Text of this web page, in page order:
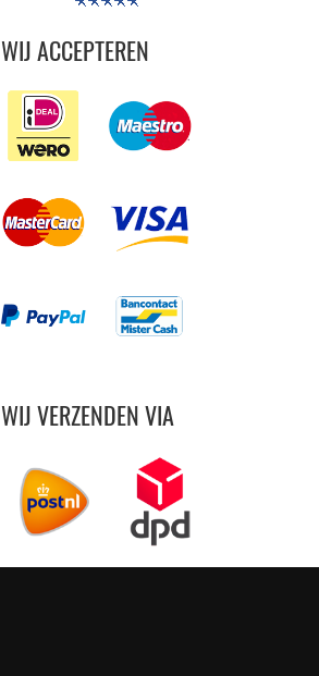
WIJ ACCEPTEREN
WIJ VERZENDEN VIA